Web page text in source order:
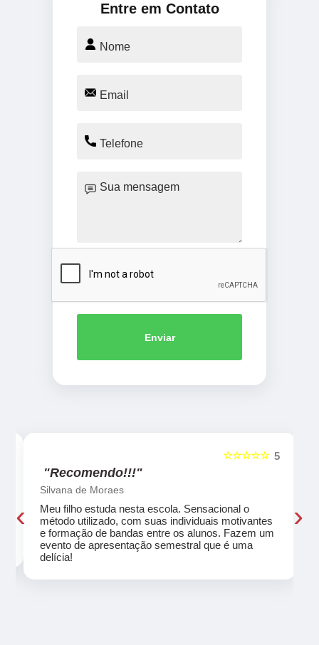
Entre em Contato
Enviar
5
☆☆☆☆☆
"Recomendo!!!"
Silvana de Moraes
Meu filho estuda nesta escola. Sensacional o
método utilizado, com suas individuais motivantes
e formação de bandas entre os alunos. Fazem um
evento de apresentação semestral que é uma
delícia!
‹ ›